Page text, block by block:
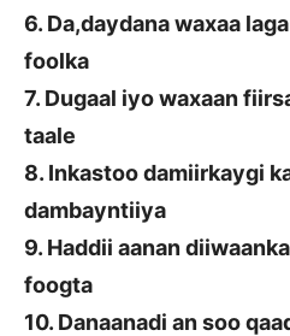
6. Da,daydana waxaa
foolka
7. Dugaal iyo waxaan
taale
8. Inkastoo damiirkaygi
dambayntiiya
9. Haddii aanan
foogta
10. Danaanadi an soo